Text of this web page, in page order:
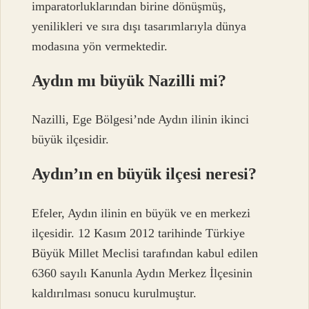
imparatorluklarından birine dönüşmüş,
yenilikleri ve sıra dışı tasarımlarıyla dünya
modasına yön vermektedir.
Aydın mı büyük Nazilli mi?
Nazilli, Ege Bölgesi’nde Aydın ilinin ikinci
büyük ilçesidir.
Aydın’ın en büyük ilçesi neresi?
Efeler, Aydın ilinin en büyük ve en merkezi
ilçesidir. 12 Kasım 2012 tarihinde Türkiye
Büyük Millet Meclisi tarafından kabul edilen
6360 sayılı Kanunla Aydın Merkez İlçesinin
kaldırılması sonucu kurulmuştur.